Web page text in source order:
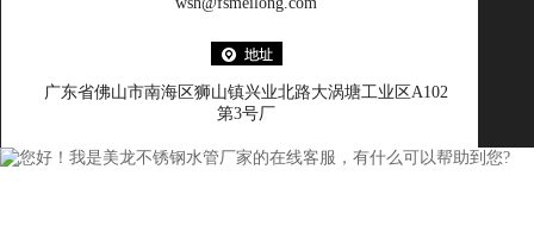
广东省佛山市南海区狮山镇兴业北路大涡塘工业区A102
第3号厂